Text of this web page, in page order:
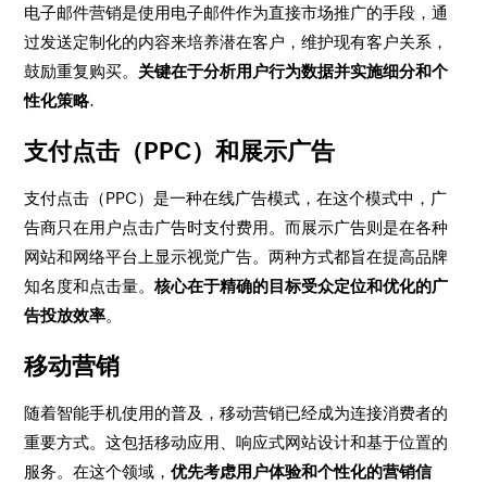
电子邮件营销是使用电子邮件作为直接市场推广的手段，通
过发送定制化的内容来培养潜在客户，维护现有客户关系，
鼓励重复购买。 关键在于分析用户行为数据并实施细分和个
性化策略.
支付点击（PPC）和展示广告
支付点击（PPC）是一种在线广告模式，在这个模式中，广
告商只在用户点击广告时支付费用。而展示广告则是在各种
网站和网络平台上显示视觉广告。两种方式都旨在提高品牌
知名度和点击量。核心在于精确的目标受众定位和优化的广
告投放效率。
移动营销
随着智能手机使用的普及，移动营销已经成为连接消费者的
重要方式。这包括移动应用、响应式网站设计和基于位置的
服务。在这个领域，优先考虑用户体验和个性化的营销信